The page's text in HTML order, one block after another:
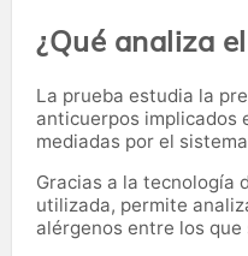
¿Qué analiza
La prueba estudia la
anticuerpos implicados
mediadas por el
Gracias a la tecnología
utilizada, permite
alérgenos entre los que